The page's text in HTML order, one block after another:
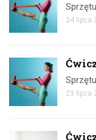
24 lipca
23 lipca